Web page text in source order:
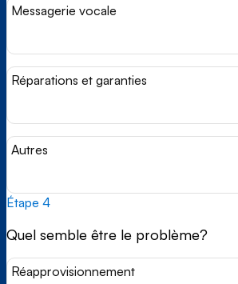
Messagerie vocale
Réparations et garanties
Autres
Étape 4
Quel semble être le problème?
Réapprovisionnement